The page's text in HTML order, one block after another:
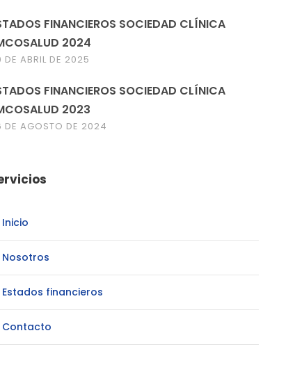
FINANCIEROS SOCIEDAD CLÍNICA
2024
DE ABRIL DE 2025
FINANCIEROS SOCIEDAD CLÍNICA
2023
DE AGOSTO DE 2024
Inicio
Nosotros
Estados financieros
Contacto